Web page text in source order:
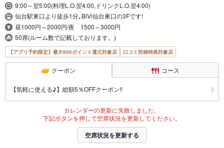
9:00～翌5:00(料理L.O.翌4:00,ドリンクL.O.翌4:00)
仙台駅東口より徒歩1分｡BiVi仙台東口の3Fです!
昼1000円～2000円/夜 1500～3000円
50席(ルーム数で記載しております。)
【アプリ予約限定】最大800ポイント還元対象店 口コミ投稿特典対象店
クーポン コース
【気軽に使える♪】総額5％OFFクーポン!!
カレンダーの更新に失敗しました。
下記ボタンを押して空席状況を更新してください。
空席状況を更新する